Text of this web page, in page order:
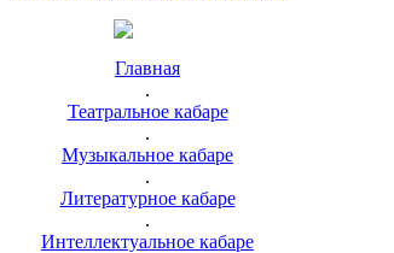
Главная
.
Театральное кабаре
.
Музыкальное кабаре
.
Литературное кабаре
.
Интеллектуальное кабаре